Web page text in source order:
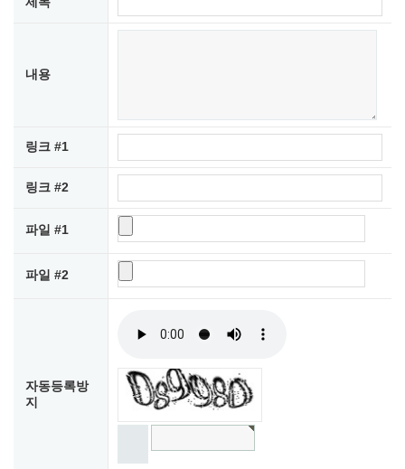
내용
링크 #1
링크 #2
파일 #1
파일 #2
자동등록방
지